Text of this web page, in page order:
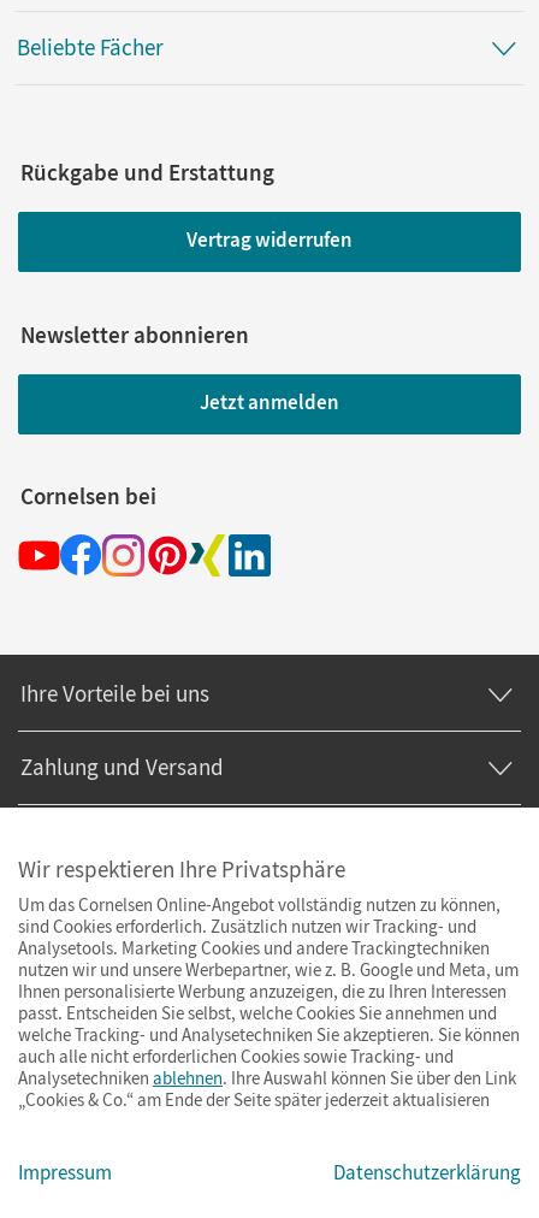
Beliebte Fächer
Rückgabe und Erstattung
Vertrag widerrufen
Newsletter abonnieren
Jetzt anmelden
Cornelsen bei
Ihre Vorteile bei uns
Zahlung und Versand
© Cornelsen Verlag 2026
ImpressumAGBDatenschutzBarrierefreiheitCookies & Co.
Wir respektieren Ihre Privatsphäre
Um das Cornelsen Online-Angebot vollständig nutzen zu können,
sind Cookies erforderlich. Zusätzlich nutzen wir Tracking- und
Analysetools. Marketing Cookies und andere Trackingtechniken
nutzen wir und unsere Werbepartner, wie z. B. Google und Meta, um
Ihnen personalisierte Werbung anzuzeigen, die zu Ihren Interessen
passt. Entscheiden Sie selbst, welche Cookies Sie annehmen und
welche Tracking- und Analysetechniken Sie akzeptieren. Sie können
auch alle nicht erforderlichen Cookies sowie Tracking- und
Analysetechniken ablehnen. Ihre Auswahl können Sie über den Link
„Cookies & Co.“ am Ende der Seite später jederzeit aktualisieren
Impressum Datenschutzerklärung